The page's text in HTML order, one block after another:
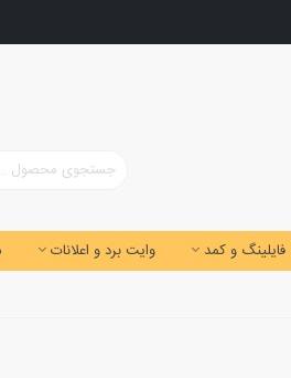
فایلینگ و کمد وایت برد و اعلانات